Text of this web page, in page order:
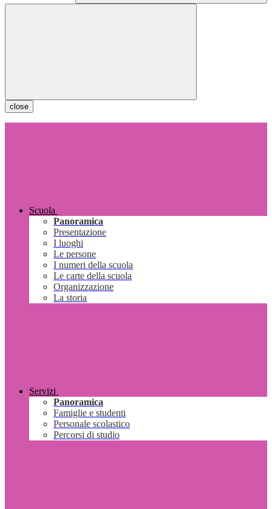
close
Scuola
Panoramica
Presentazione
I luoghi
Le persone
I numeri della scuola
Le carte della scuola
Organizzazione
La storia
Servizi
Panoramica
Famiglie e studenti
Personale scolastico
Percorsi di studio